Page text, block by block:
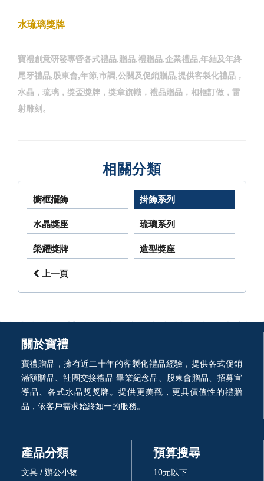
水琉璃獎牌
寶禮創意研發專營各式禮品,贈品,禮贈品,企業禮品,年結及年終
尾牙禮品,股東會,年節,市調,公關及促銷贈品,提供客製化禮品，
水晶，琉璃，獎盃獎牌，獎章旗幟，禮品贈品，相框訂做，雷
射雕刻。
相關分類
櫥框擺飾 掛飾系列
水晶獎座 琉璃系列
榮耀獎牌 造型獎座
上一頁
關於寶禮
寶禮贈品，擁有近二十年的客製化禮品經驗，提供各式促銷
滿額贈品、社團交接禮品 畢業紀念品、股東會贈品、招募宣
導品、各式水晶獎獎牌。提供更美觀，更具價值性的禮贈
品，依客戶需求始終如一的服務。
產品分類
文具 / 辦公小物
預算搜尋
10元以下